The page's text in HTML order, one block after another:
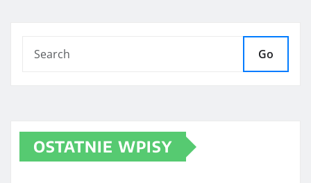
Go
OSTATNIE WPISY